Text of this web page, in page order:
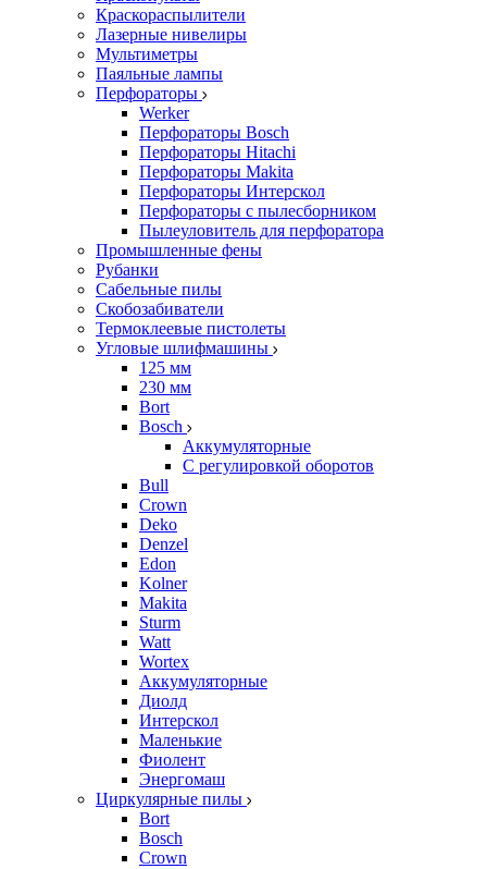
Краскораспылители
Лазерные нивелиры
Мультиметры
Паяльные лампы
Перфораторы
Werker
Перфораторы Bosch
Перфораторы Hitachi
Перфораторы Makita
Перфораторы Интерскол
Перфораторы с пылесборником
Пылеуловитель для перфоратора
Промышленные фены
Рубанки
Сабельные пилы
Скобозабиватели
Термоклеевые пистолеты
Угловые шлифмашины
125 мм
230 мм
Bort
Bosch
Аккумуляторные
С регулировкой оборотов
Bull
Crown
Deko
Denzel
Edon
Kolner
Makita
Sturm
Watt
Wortex
Аккумуляторные
Диолд
Интерскол
Маленькие
Фиолент
Энергомаш
Циркулярные пилы
Bort
Bosch
Crown